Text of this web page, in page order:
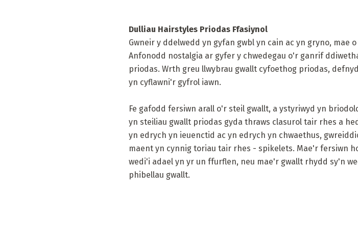
Dulliau Hairstyles Priodas Ffasiynol
Gwneir y ddelwedd yn gyfan gwbl yn cain ac yn gryno, mae
Anfonodd nostalgia ar gyfer y chwedegau o'r ganrif
priodas. Wrth greu llwybrau gwallt cyfoethog priodas,
yn cyflawni'r gyfrol iawn.
Fe gafodd fersiwn arall o'r steil gwallt, a ystyriwyd yn
yn steiliau gwallt priodas gyda thraws clasurol tair rhes a
yn edrych yn ieuenctid ac yn edrych yn chwaethus,
maent yn cynnig toriau tair rhes - spikelets. Mae'r fersiwn
wedi'i adael yn yr un ffurflen, neu mae'r gwallt rhydd sy'n
phibellau gwallt.